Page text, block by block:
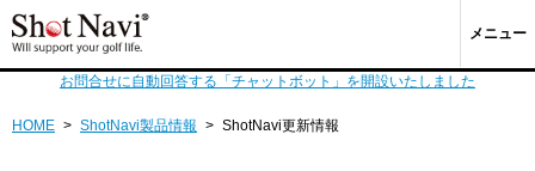
メニュー
お問合せに自動回答する「チャットボット」を開設いたしました
HOME > ShotNavi製品情報 > ShotNavi更新情報